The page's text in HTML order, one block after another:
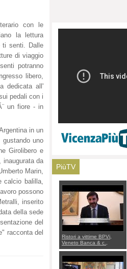
con le
la lettura
ti senti. Dalle
di viaggio
potranno
libero,
dedicata all'
pedali con i
un fiore - in
in un
uno
Girolibero e
da
Marin,
balilla,
possono
inserito
della sede
del
racconta del
PiùTV
Ristori a vittime BPVi,
Veneto Banca & c.,
appello al sottosegretario
Alessio Villarosa: per
mettere ordine convochi
con Di Maio CNCU a